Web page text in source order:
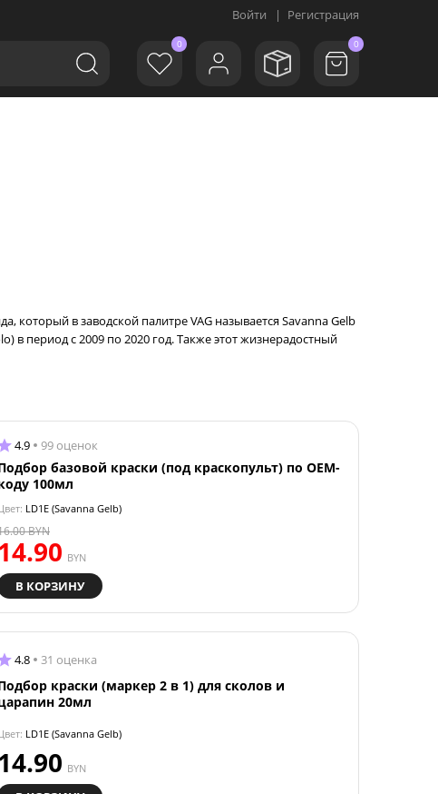
Войти | Регистрация
0 0
который в заводской палитре VAG называется Savanna Gelb
в период с 2009 по 2020 год. Также этот жизнерадостный
4.9 99 оценок
базовой краски (под краскопульт) по OEM-
100мл
LD1E (Savanna Gelb)
BYN
BYN
В КОРЗИНУ
4.8 31 оценка
краски (маркер 2 в 1) для сколов и
20мл
LD1E (Savanna Gelb)
BYN